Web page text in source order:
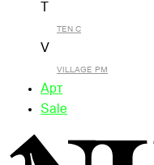
TEN C
V
VILLAGE PM
Арт
Sale